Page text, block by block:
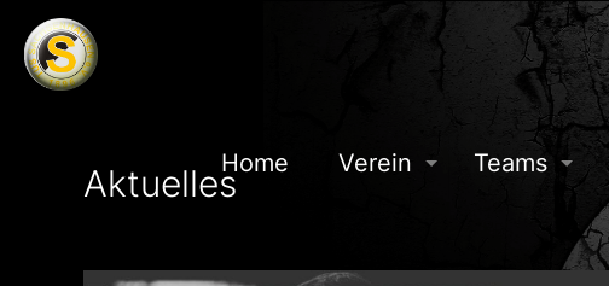
Home Verein Teams
Aktuelles